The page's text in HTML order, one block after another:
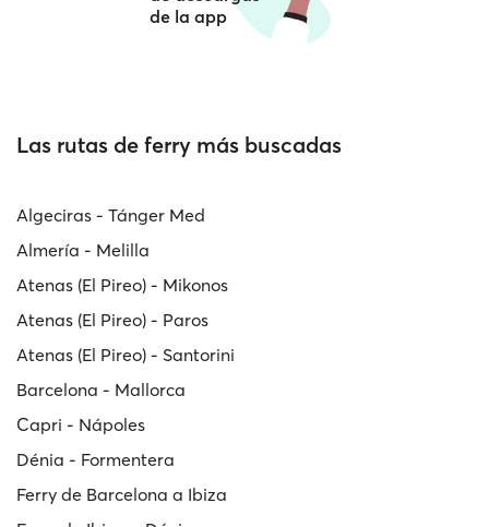
de la app
Las rutas de ferry más buscadas
Algeciras - Tánger Med
Almería - Melilla
Atenas (El Pireo) - Mikonos
Atenas (El Pireo) - Paros
Atenas (El Pireo) - Santorini
Barcelona - Mallorca
Capri - Nápoles
Dénia - Formentera
Ferry de Barcelona a Ibiza